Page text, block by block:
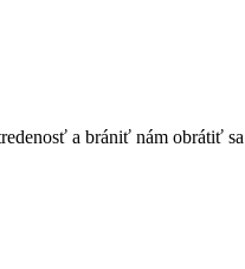
a brániť nám obrátiť